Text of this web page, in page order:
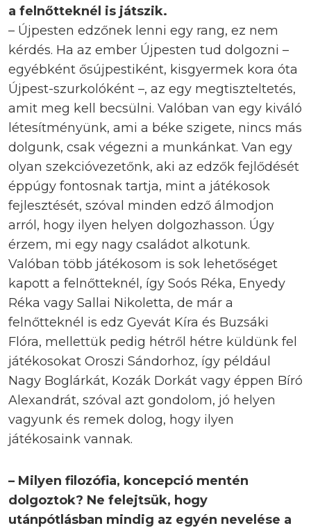
a felnőtteknél is játszik.
– Újpesten edzőnek lenni egy rang, ez nem
kérdés. Ha az ember Újpesten tud dolgozni –
egyébként ősújpestiként, kisgyermek kora óta
Újpest-szurkolóként –, az egy megtiszteltetés,
amit meg kell becsülni. Valóban van egy kiváló
létesítményünk, ami a béke szigete, nincs más
dolgunk, csak végezni a munkánkat. Van egy
olyan szekcióvezetőnk, aki az edzők fejlődését
éppúgy fontosnak tartja, mint a játékosok
fejlesztését, szóval minden edző álmodjon
arról, hogy ilyen helyen dolgozhasson. Úgy
érzem, mi egy nagy családot alkotunk.
Valóban több játékosom is sok lehetőséget
kapott a felnőtteknél, így Soós Réka, Enyedy
Réka vagy Sallai Nikoletta, de már a
felnőtteknél is edz Gyevát Kíra és Buzsáki
Flóra, mellettük pedig hétről hétre küldünk fel
játékosokat Oroszi Sándorhoz, így például
Nagy Boglárkát, Kozák Dorkát vagy éppen Bíró
Alexandrát, szóval azt gondolom, jó helyen
vagyunk és remek dolog, hogy ilyen
játékosaink vannak.
– Milyen filozófia, koncepció mentén
dolgoztok? Ne felejtsük, hogy
utánpótlásban mindig az egyén nevelése a